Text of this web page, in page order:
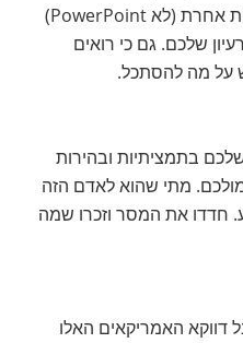
המוצר, תשקיעו בהצגה ויזואלית אחרת (לא PowerPoint)
שלכם. גם כי רואים
על מה להסתכל.
בתמציתיות ובהירות
מתי שהוא לאדם הזה
חדדו את המסר וזכרו שמה
דווקא האמריקאים האלו